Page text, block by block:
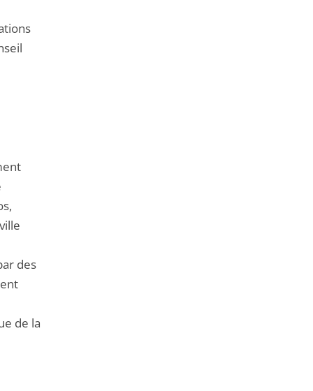
des
de la